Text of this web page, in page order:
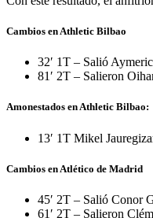
Cambios en Athletic Bilbao
32′ 1T – Salió
81′ 2T – Salieron
Amonestados en Athletic Bilbao:
13′ 1T Mikel
Cambios en Atlético de Madrid
45′ 2T – Salió Conor
61′ 2T – Salieron